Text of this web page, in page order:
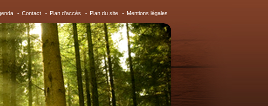
- Contact - Plan d'accès - Plan du site - Mentions légales